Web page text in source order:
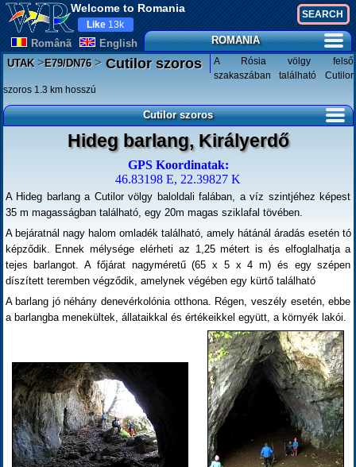
Welcome to Romania
Românã English
Like 13k
ROMANIA
UTAK>E79/DN76>Cutilor szoros
A Rósia völgy felső
szakaszában található Cutilor
szoros 1.3 km hosszú
Cutilor szoros
Hideg barlang, Királyerdő
GPS Koordinatak:
46.83198 E, 22.39827 K
A Hideg barlang a Cutilor völgy baloldali falában, a víz szintjéhez képest
35 m magasságban található, egy 20m magas sziklafal tövében.
A bejáratnál nagy halom omladék található, amely hátánál áradás esetén tó
képződik. Ennek mélysége elérheti az 1,25 métert is és elfoglalhatja a
tejes barlangot. A főjárat nagyméretű (65 x 5 x 4 m) és egy szépen
díszített teremben végződik, amelynek végében egy kürtő található
A barlang jó néhány denevérkolónia otthona. Régen, veszély esetén, ebbe
a barlangba menekültek, állataikkal és értékeikkel együtt, a környék lakói.